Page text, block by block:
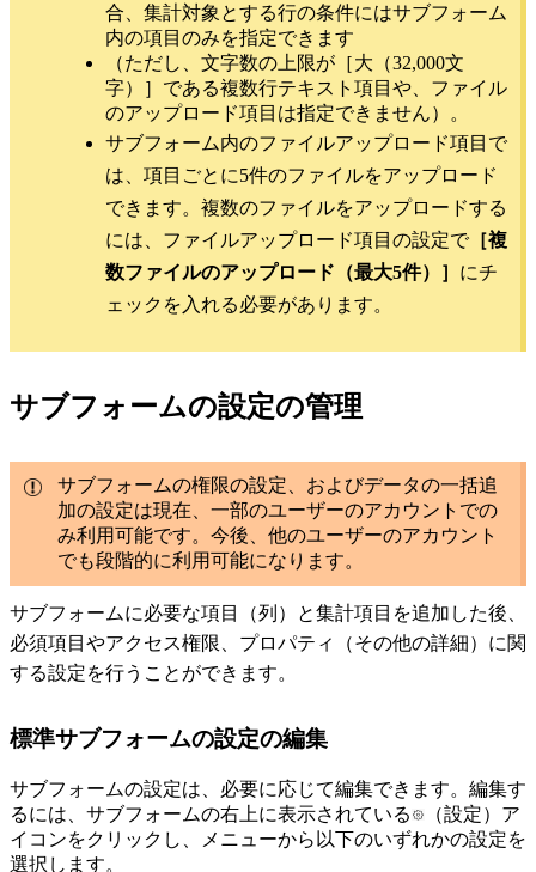
合、集計対象とする行の条件にはサブフォーム
内の項目のみを指定できます
（ただし、文字数の上限が［大（32,000文
字）］である複数行テキスト項目や、ファイル
のアップロード項目は指定できません）。
サブフォーム内のファイルアップロード項目で
は、項目ごとに5件のファイルをアップロード
できます。複数のファイルをアップロードする
には、ファイルアップロード項目の設定で［複
数ファイルのアップロード（最大5件）］ にチ
ェックを入れる必要があります。
サブフォームの設定の管理
サブフォームの権限の設定、およびデータの一括追
加の設定は現在、一部のユーザーのアカウントでの
み利用可能です。今後、他のユーザーのアカウント
でも段階的に利用可能になります。
サブフォームに必要な項目（列）と集計項目を追加した後、
必須項目やアクセス権限、プロパティ（その他の詳細）に関
する設定を行うことができます。
標準サブフォームの設定の編集
サブフォームの設定は、必要に応じて編集できます。編集す
るには、サブフォームの右上に表示されている
（設定）ア
イコンをクリックし、メニューから以下のいずれかの設定を
選択します。